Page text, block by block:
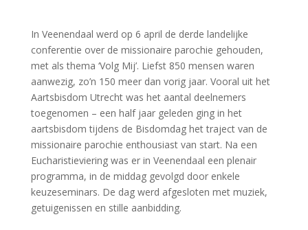
In Veenendaal werd op 6 april de derde landelijke
conferentie over de missionaire parochie gehouden,
met als thema ‘Volg Mij’. Liefst 850 mensen waren
aanwezig, zo’n 150 meer dan vorig jaar. Vooral uit het
Aartsbisdom Utrecht was het aantal deelnemers
toegenomen – een half jaar geleden ging in het
aartsbisdom tijdens de Bisdomdag het traject van de
missionaire parochie enthousiast van start. Na een
Eucharistieviering was er in Veenendaal een plenair
programma, in de middag gevolgd door enkele
keuzeseminars. De dag werd afgesloten met muziek,
getuigenissen en stille aanbidding.